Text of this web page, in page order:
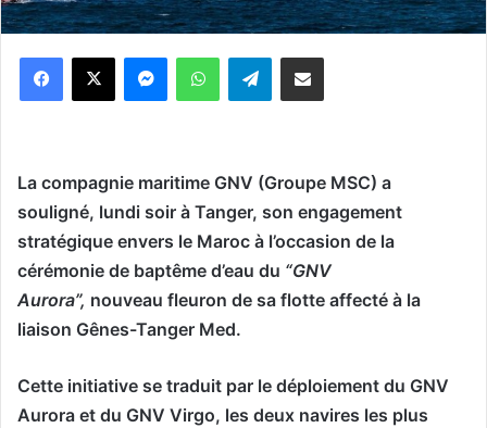
WhatsApp Telegram
La compagnie maritime GNV (Groupe MSC) a
souligné, lundi soir à Tanger, son engagement
stratégique envers le Maroc à l’occasion de la
cérémonie de baptême d’eau du “GNV
Aurora”, nouveau fleuron de sa flotte affecté à la
liaison Gênes-Tanger Med.
Cette initiative se traduit par le déploiement du GNV
Aurora et du GNV Virgo, les deux navires les plus